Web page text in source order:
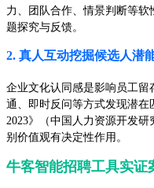
力、团队合作、情景判断等
题探究与反馈。
2. 真人互动挖掘候选人潜
企业文化认同感是影响员工
通、即时反问等方式发现潜
2023》（中国人力资源开发
别价值观有决定性作用。
牛客智能招聘工具实